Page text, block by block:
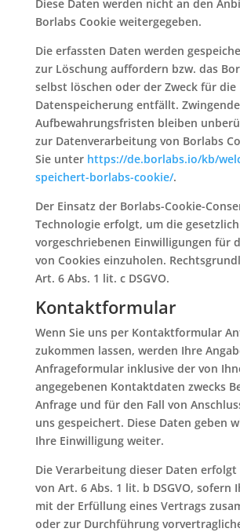
Diese Daten werden nicht an den
Borlabs Cookie weitergegeben.
Die erfassten Daten werden
zur Löschung auffordern bzw. das
selbst löschen oder der Zweck für die
Datenspeicherung entfällt.
Aufbewahrungsfristen bleiben
zur Datenverarbeitung von Borlabs
Sie unter https://de.borlabs.io/kb/
speichert-borlabs-cookie/.
Der Einsatz der Borlabs-Cookie-
Technologie erfolgt, um die gesetzlich
vorgeschriebenen Einwilligungen für
von Cookies einzuholen.
Art. 6 Abs. 1 lit. c DSGVO.
Kontaktformular
Wenn Sie uns per Kontaktformular
zukommen lassen, werden Ihre
Anfrageformular inklusive der von
angegebenen Kontaktdaten zwecks
Anfrage und für den Fall von
uns gespeichert. Diese Daten geben
Ihre Einwilligung weiter.
Die Verarbeitung dieser Daten
von Art. 6 Abs. 1 lit. b DSGVO, sofern
mit der Erfüllung eines Vertrags
oder zur Durchführung